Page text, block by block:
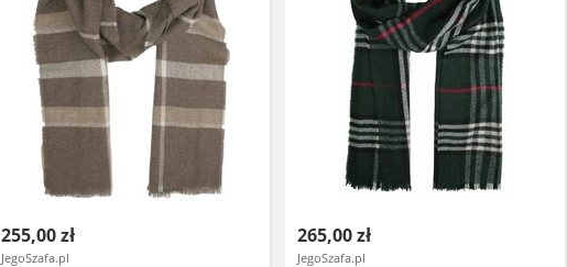
255,00 zł
JegoSzafa.pl
265,00 zł
JegoSzafa.pl